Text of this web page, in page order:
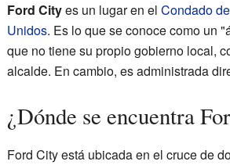
Ford Cityes un lugar en el Condado
Unidos. Es lo que se conoce como un
que no tiene su propio gobierno local,
alcalde. En cambio, es administrada
¿Dónde se encuentra
Ford City está ubicada en el cruce de